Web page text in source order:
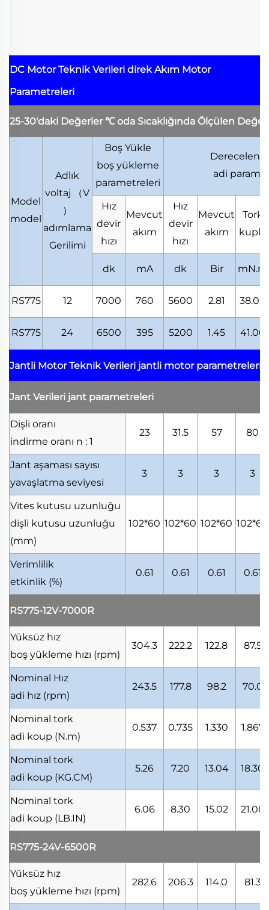
DC Motor Teknik Verileri direk Akım Motor
Parametreleri
25-30'daki Değerler ℃ oda Sıcaklığında Ölçülen
Model
model
Adlık
voltaj
（V
）
adımlama
Gerilimi
Boş Yükle
boş yükleme
parametreleri
adi
Hız
devir
hızı
Mevcut
akım
Hız
devir
hızı
Mevcut
akım
Tork
kupla
dk mA dk Bir mN.m
RS775 12 7000 760 5600 2.81 38.00
RS775 24 6500 395 5200 1.45 41.00
Jantli Motor Teknik Verileri jantli motor parametreleri
Jant Verileri jant parametreleri
Dişli oranı
indirme oranı n : 1
23 31.5 57 80
Jant aşaması sayısı
yavaşlatma seviyesi
3 3 3 3
Vites kutusu uzunluğu
dişli kutusu uzunluğu
(mm)
102*60 102*60 102*60 102*60
Verimlilik
etkinlik (%)
0.61 0.61 0.61 0.61
RS775-12V-7000R
Yüksüz hız
boş yükleme hızı (rpm)
304.3 222.2 122.8 87.5
Nominal Hız
adi hız (rpm)
243.5 177.8 98.2 70.0
Nominal tork
adi koup (N.m)
0.537 0.735 1.330 1.867
Nominal tork
adi koup (KG.CM)
5.26 7.20 13.04 18.30
Nominal tork
adi koup (LB.IN)
6.06 8.30 15.02 21.08
RS775-24V-6500R
Yüksüz hız
boş yükleme hızı (rpm)
282.6 206.3 114.0 81.3